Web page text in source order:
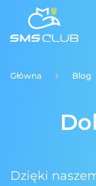
Główna Blog
Dzięki